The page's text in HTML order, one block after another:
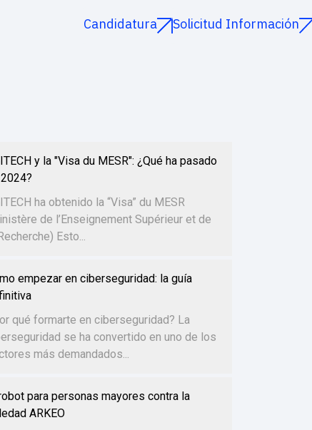
Candidatura Solicitud Información
y la "Visa du MESR": ¿Qué ha pasado
ha obtenido la “Visa” du MESR
de l’Enseignement Supérieur et de
Esto...
empezar en ciberseguridad: la guía
qué formarte en ciberseguridad? La
se ha convertido en uno de los
más demandados...
para personas mayores contra la
ARKEO